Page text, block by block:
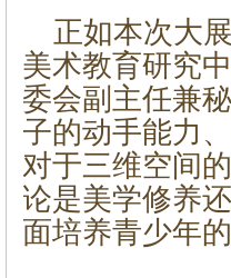
正如本次大
美术教育研究
委会副主任兼
子的动手能力
对于三维空间
论是美学修养
面培养青少年